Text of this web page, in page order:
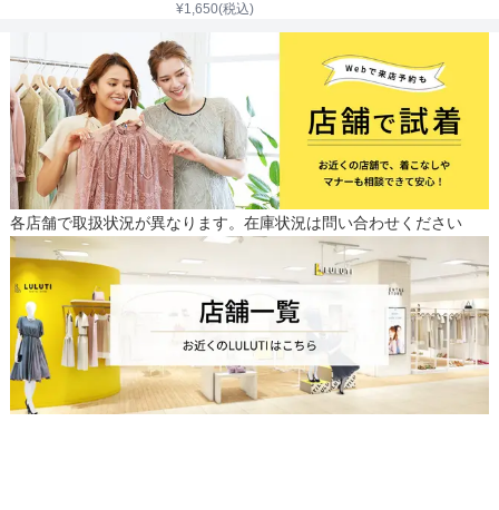
¥1,650(税込)
各店舗で取扱状況が異なります。在庫状況は問い合わせください